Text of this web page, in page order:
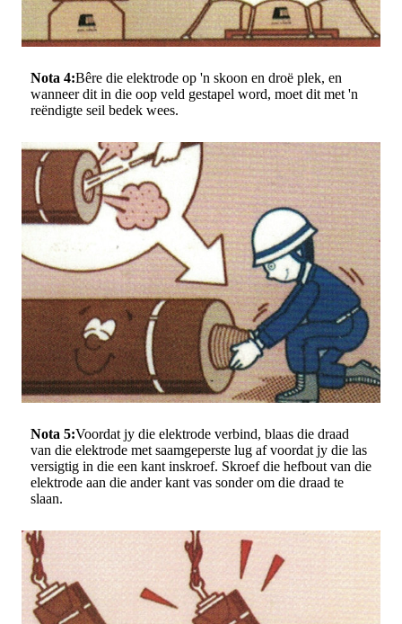
Nota 4:Bêre die elektrode op 'n skoon en droë plek, en
wanneer dit in die oop veld gestapel word, moet dit met 'n
reëndigte seil bedek wees.
Nota 5:Voordat jy die elektrode verbind, blaas die draad
van die elektrode met saamgeperste lug af voordat jy die las
versigtig in die een kant inskroef. Skroef die hefbout van die
elektrode aan die ander kant vas sonder om die draad te
slaan.